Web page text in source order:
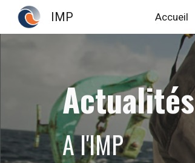
IMP Accueil
Actualités
A l'IMP